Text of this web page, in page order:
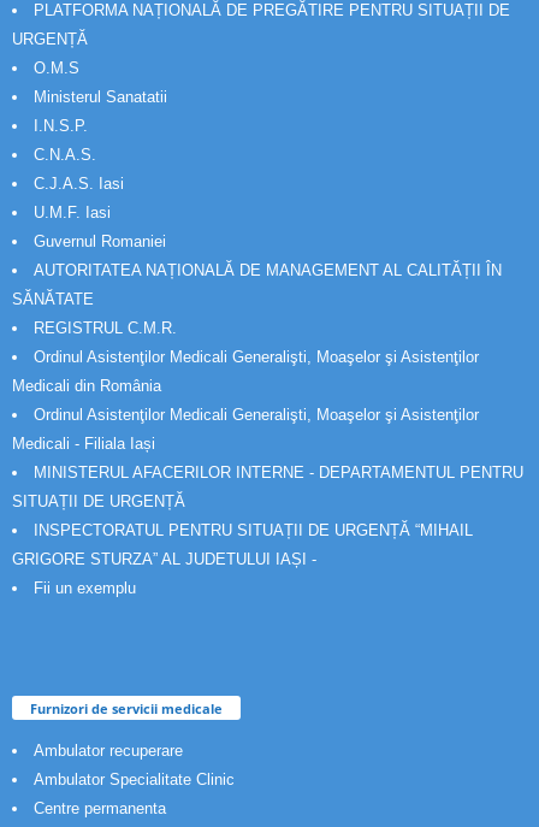
PLATFORMA NAȚIONALĂ DE PREGĂTIRE PENTRU SITUAȚII DE
URGENȚĂ
O.M.S
Ministerul Sanatatii
I.N.S.P.
C.N.A.S.
C.J.A.S. Iasi
U.M.F. Iasi
Guvernul Romaniei
AUTORITATEA NAȚIONALĂ DE MANAGEMENT AL CALITĂȚII ÎN
SĂNĂTATE
REGISTRUL C.M.R.
Ordinul Asistenţilor Medicali Generalişti, Moaşelor şi Asistenţilor
Medicali din România
Ordinul Asistenţilor Medicali Generalişti, Moaşelor şi Asistenţilor
Medicali - Filiala Iași
MINISTERUL AFACERILOR INTERNE - DEPARTAMENTUL PENTRU
SITUAȚII DE URGENȚĂ
INSPECTORATUL PENTRU SITUAȚII DE URGENȚĂ “MIHAIL
GRIGORE STURZA” AL JUDETULUI IAȘI -
Fii un exemplu
Furnizori de servicii medicale
Ambulator recuperare
Ambulator Specialitate Clinic
Centre permanenta